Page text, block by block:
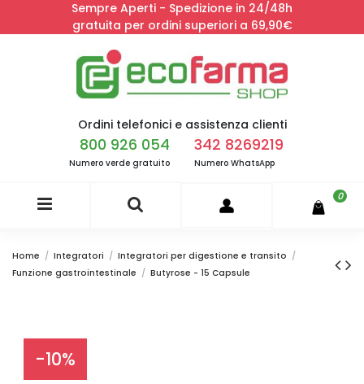
Sempre Aperti - Spedizione in 24/48h
gratuita per ordini superiori a 69,90€
Ordini telefonici e assistenza clienti
800 926 054
Numero verde gratuito
342 8269219
Numero WhatsApp
0
Home Integratori
Integratori per digestione e transito
Funzione gastrointestinale
Butyrose - 15 Capsule
-10%